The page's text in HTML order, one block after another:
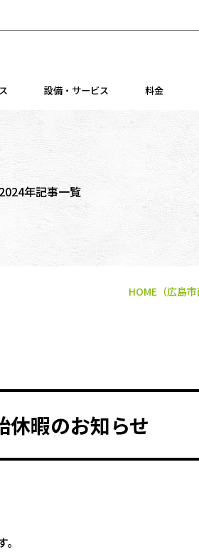
設備・サービス 料金
2024年記事一覧
HOME （広島
休暇のお知らせ